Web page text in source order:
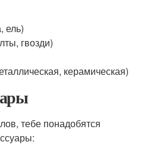
ель)
гвозди)
керамическая)
тебе понадобятся